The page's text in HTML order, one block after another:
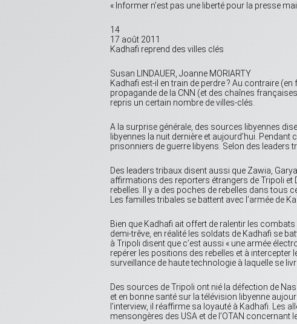
« Informer n’est pas une liberté pour la presse
14
17 août 2011
Kadhafi reprend des villes clés
Susan LINDAUER, Joanne MORIARTY
Kadhafi est-il en train de perdre ? Au contraire
propagande de la CNN (et des chaînes
repris un certain nombre de villes-clés.
A la surprise générale, des sources libyennes
libyennes la nuit dernière et aujourd’hui.
prisonniers de guerre libyens. Selon des leaders
Des leaders tribaux disent aussi que Zawia,
affirmations des reporters étrangers de Tripoli et
rebelles. Il y a des poches de rebelles dans tous
Les familles tribales se battent avec l’armée de
Bien que Kadhafi ait offert de ralentir les
demi-trêve, en réalité les soldats de Kadhafi se
à Tripoli disent que c’est aussi « une armée
repérer les positions des rebelles et à
surveillance de haute technologie à laquelle se
Des sources de Tripoli ont nié la défection de
et en bonne santé sur la télévision libyenne
l’interview, il réaffirme sa loyauté à Kadhafi.
mensongères des USA et de l’OTAN concernant